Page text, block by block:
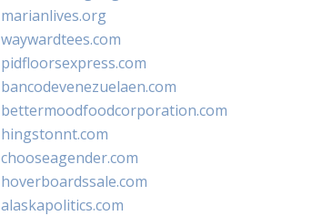
marianlives.org
waywardtees.com
pidfloorsexpress.com
bancodevenezuelaen.com
bettermoodfoodcorporation.com
hingstonnt.com
chooseagender.com
hoverboardssale.com
alaskapolitics.com